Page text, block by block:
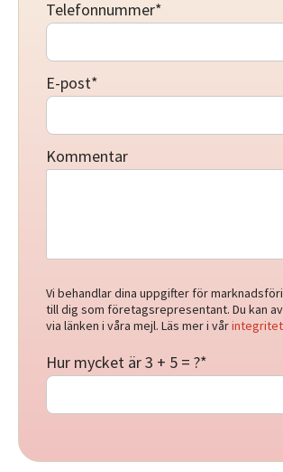
Telefonnummer*
E-post*
Kommentar
Vi behandlar dina uppgifter för
till dig som företagsrepresentant. Du kan
via länken i våra mejl. Läs mer i vår
Hur mycket är 3 + 5 = ?*